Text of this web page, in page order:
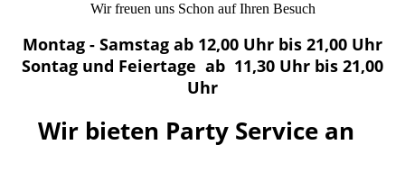
Wir freuen uns Schon auf Ihren Besuch
Montag - Samstag ab 12,00 Uhr bis 21,00 Uhr
Sontag und Feiertage ab 11,30 Uhr bis 21,00
Uhr
Wir bieten Party Service an